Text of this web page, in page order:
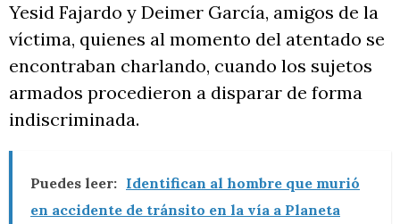
Yesid Fajardo y Deimer García, amigos de la
víctima, quienes al momento del atentado se
encontraban charlando, cuando los sujetos
armados procedieron a disparar de forma
indiscriminada.
Puedes leer: Identifican al hombre que murió
en accidente de tránsito en la vía a Planeta